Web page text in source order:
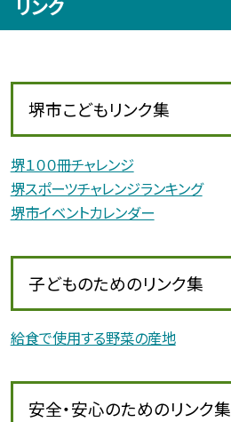
リンク
堺市こどもリンク集
堺１００冊チャレンジ
堺スポーツチャレンジランキング
堺市イベントカレンダー
子どものためのリンク集
給食で使用する野菜の産地
安全・安心のためのリンク集